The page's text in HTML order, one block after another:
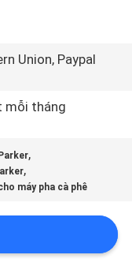
Union, Paypal
mỗi tháng
,
,
máy pha cà phê